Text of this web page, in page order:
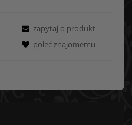
zapytaj o produkt
poleć znajomemu